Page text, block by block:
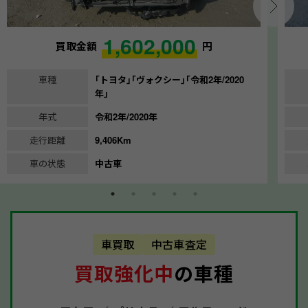
買取金額 1,602,000 円
車種
｢トヨタ｣｢ヴォクシー｣｢令和2年/2020
年｣
年式
令和2年/2020年
走行距離
9,406Km
車の状態
中古車
車買取 中古車査定
買取強化中の車種